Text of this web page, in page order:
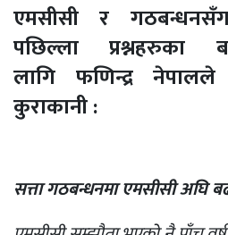
एमसीसी र
पछिल्ला प्रश्नहरुका
लागि फणिन्द्र
कुराकानी :
सत्ता गठबन्धनमा एमसीसी अघि